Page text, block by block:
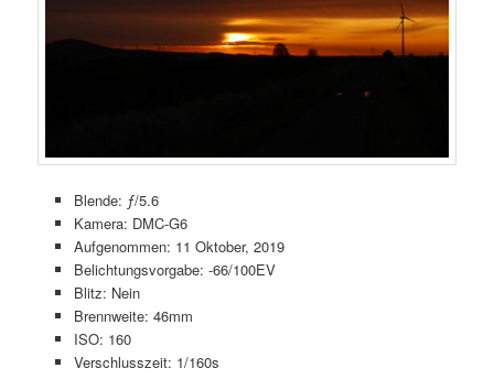
Blende: ƒ/5.6
Kamera: DMC-G6
Aufgenommen: 11 Oktober, 2019
Belichtungsvorgabe: -66/100EV
Blitz: Nein
Brennweite: 46mm
ISO: 160
Verschlusszeit: 1/160s